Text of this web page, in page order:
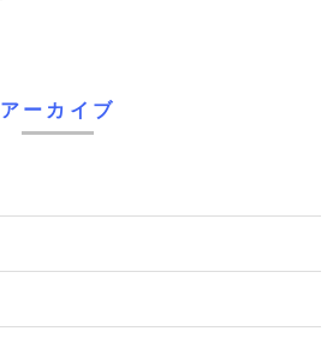
アーカイブ